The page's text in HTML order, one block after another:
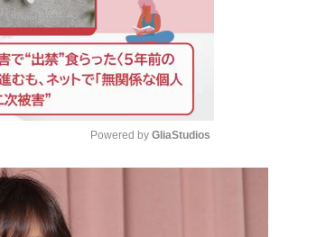
Powered by GliaStudios